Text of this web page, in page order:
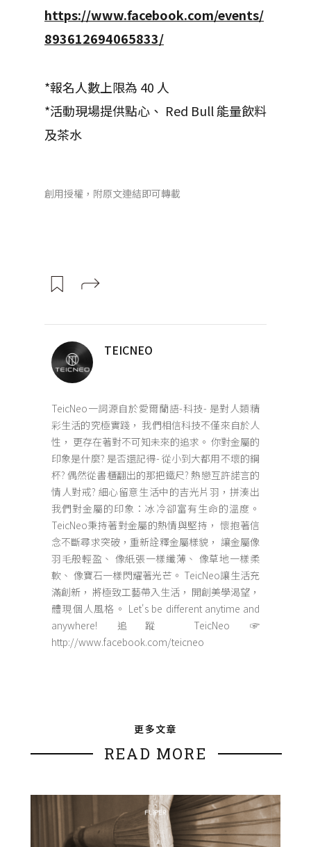
https://www.facebook.com/events/
893612694065833/
*報名人數上限為 40 人
*活動現場提供點心、 Red Bull 能量飲料
及茶水
創用授權，附原文連結即可轉載
TEICNEO
TeicNeo一詞源自於愛爾蘭語-科技- 是對人類精
彩生活的究極實踐， 我們相信科技不僅來自於人
性， 更存在著對不可知未來的追求。 你對金屬的
印象是什麼? 是否還記得- 從小到大都用不壞的鋼
杯? 偶然從書櫃翻出的那把鐵尺? 熱戀互許諾言的
情人對戒? 細心留意生活中的吉光片羽，拼湊出
我們對金屬的印象：冰冷卻富有生命的溫度。
TeicNeo秉持著對金屬的熱情與堅持， 懷抱著信
念不斷尋求突破，重新詮釋金屬樣貌， 讓金屬像
羽毛般輕盈、 像紙張一樣纖薄、 像草地一樣柔
軟、 像寶石一樣閃耀著光芒。 TeicNeo讓生活充
滿創新， 將極致工藝帶入生活， 開創美學渴望，
體現個人風格。 Let's be different anytime and
anywhere! 追蹤 TeicNeo ☞
http://www.facebook.com/teicneo
更多文章
READ MORE